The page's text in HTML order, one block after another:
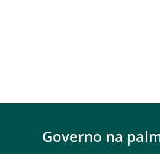
Governo na